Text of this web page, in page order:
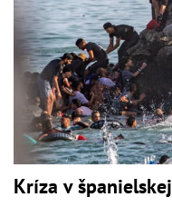
Kríza v